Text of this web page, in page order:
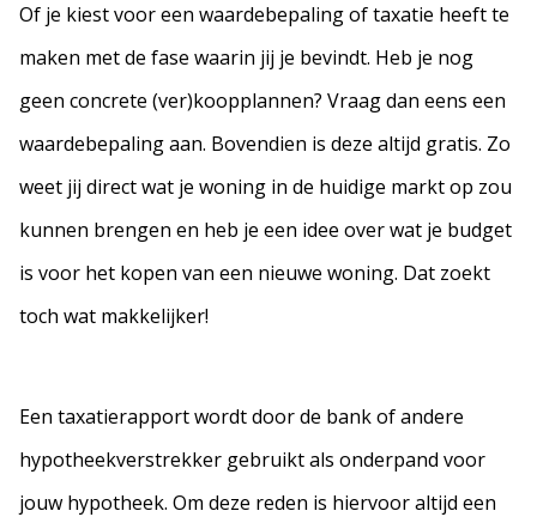
Of je kiest voor een waardebepaling of taxatie heeft te
maken met de fase waarin jij je bevindt. Heb je nog
geen concrete (ver)koopplannen? Vraag dan eens een
waardebepaling aan. Bovendien is deze altijd gratis. Zo
weet jij direct wat je woning in de huidige markt op zou
kunnen brengen en heb je een idee over wat je budget
is voor het kopen van een nieuwe woning. Dat zoekt
toch wat makkelijker!
Een taxatierapport wordt door de bank of andere
hypotheekverstrekker gebruikt als onderpand voor
jouw hypotheek. Om deze reden is hiervoor altijd een